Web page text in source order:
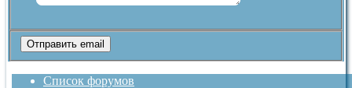
Список форумов